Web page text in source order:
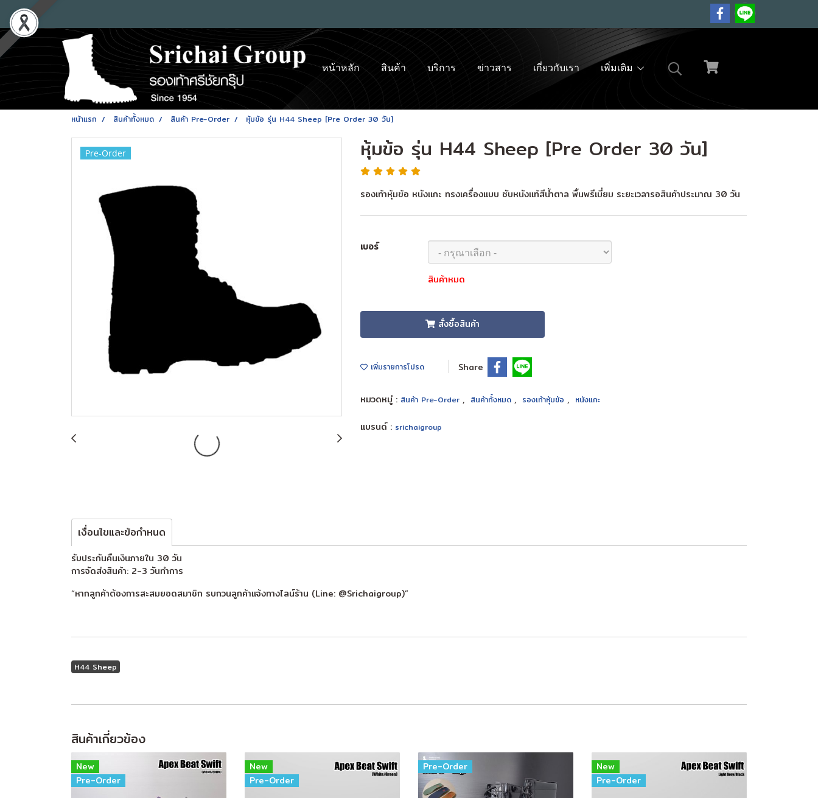
หน้าหลัก สินค้า บริการ ข่าวสาร เกี่ยวกับเรา เพิ่มเติม
หน้าแรก สินค้าทั้งหมด สินค้า Pre-Order หุ้มข้อ รุ่น H44 Sheep [Pre Order 30 วัน]
Pre-Order หุ้มข้อ รุ่น H44 Sheep [Pre Order 30 วัน]
รองเท้าหุ้มข้อ หนังแกะ ทรงเครื่องแบบ ซับหนังแท้สีน้ำตาล พื้นพรีเมี่ยม ระยะเวลารอสินค้าประมาณ 30 วัน
เบอร์
สินค้าหมด
สั่งซื้อสินค้า
เพิ่มรายการโปรด Share
หมวดหมู่ : สินค้า Pre-Order , สินค้าทั้งหมด , รองเท้าหุ้มข้อ , หนังแกะ
แบรนด์ : srichaigroup
เงื่อนไขและข้อกำหนด
รับประกันคืนเงินภายใน 30 วัน
การจัดส่งสินค้า: 2-3 วันทำการ
“หากลูกค้าต้องการสะสมยอดสมาชิก รบกวนลูกค้าแจ้งทางไลน์ร้าน (Line: @Srichaigroup)”
H44 Sheep
สินค้าเกี่ยวข้อง
New
Pre-Order
New
Pre-Order
Pre-Order
New
Pre-Order